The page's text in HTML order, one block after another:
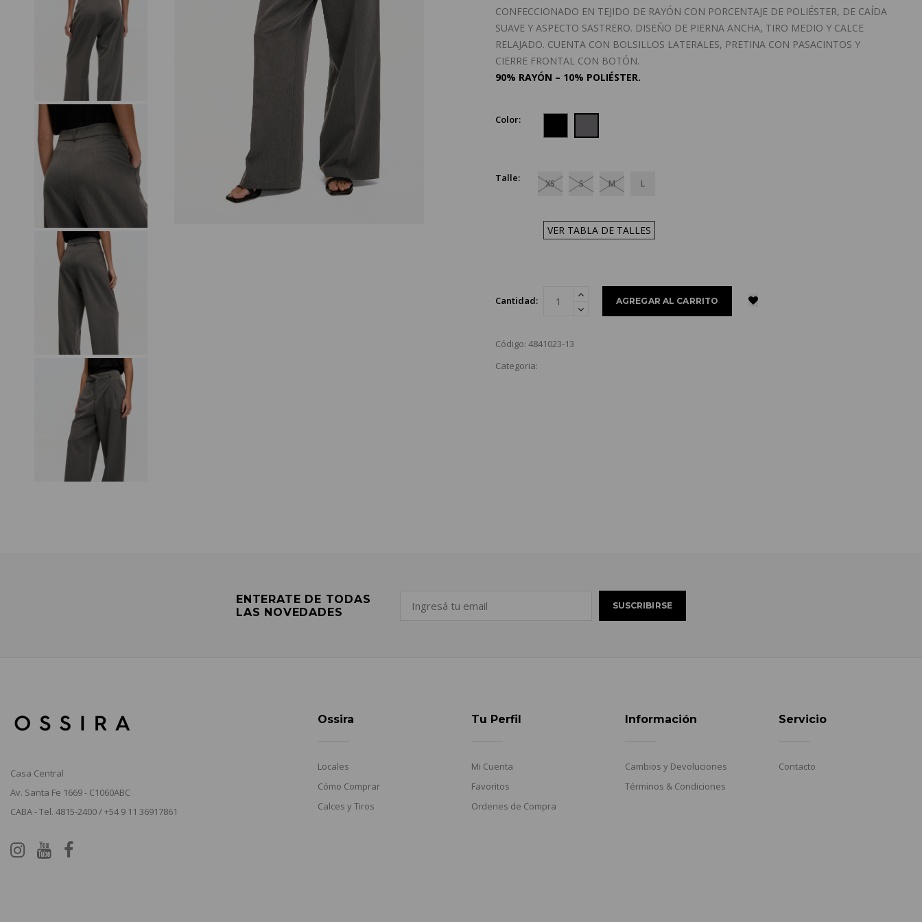
CONFECCIONADO EN TEJIDO DE RAYÓN CON PORCENTAJE DE POLIÉSTER, DE CAÍDA
SUAVE Y ASPECTO SASTRERO. DISEÑO DE PIERNA ANCHA, TIRO MEDIO Y CALCE
RELAJADO. CUENTA CON BOLSILLOS LATERALES, PRETINA CON PASACINTOS Y
CIERRE FRONTAL CON BOTÓN.
90% RAYÓN – 10% POLIÉSTER.
Color:
Talle: XS S M L
VER TABLA DE TALLES
Cantidad:
Código: 4841023-13
Categoria:
ENTERATE DE TODAS
LAS NOVEDADES
Casa Central
Av. Santa Fe 1669 - C1060ABC
CABA - Tel. 4815-2400 / +54 9 11 36917861
Ossira
Locales
Cómo Comprar
Calces y Tiros
Tu Perfil
Mi Cuenta
Favoritos
Ordenes de Compra
Información
Cambios y Devoluciones
Términos & Condiciones
Servicio
Contacto